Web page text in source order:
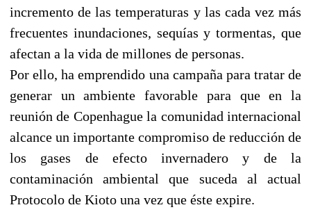
incremento de las temperaturas y las cada vez más
frecuentes inundaciones, sequías y tormentas, que
afectan a la vida de millones de personas.
Por ello, ha emprendido una campaña para tratar de
generar un ambiente favorable para que en la
reunión de Copenhague la comunidad internacional
alcance un importante compromiso de reducción de
los gases de efecto invernadero y de la
contaminación ambiental que suceda al actual
Protocolo de Kioto una vez que éste expire.